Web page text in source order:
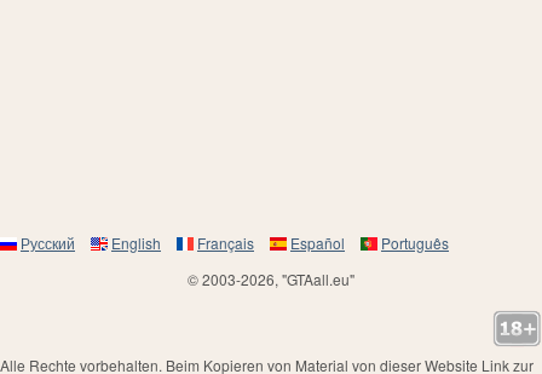
Русский English Français Español
Português
© 2003-2026, "GTAall.eu"
Alle Rechte vorbehalten. Beim Kopieren von Material von dieser Website Link zur